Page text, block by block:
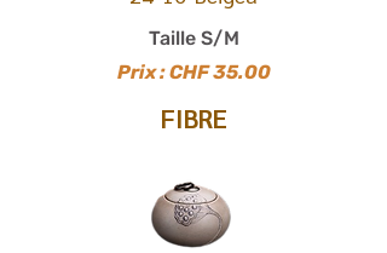
Taille S/M
Prix : CHF 35.00
FIBRE